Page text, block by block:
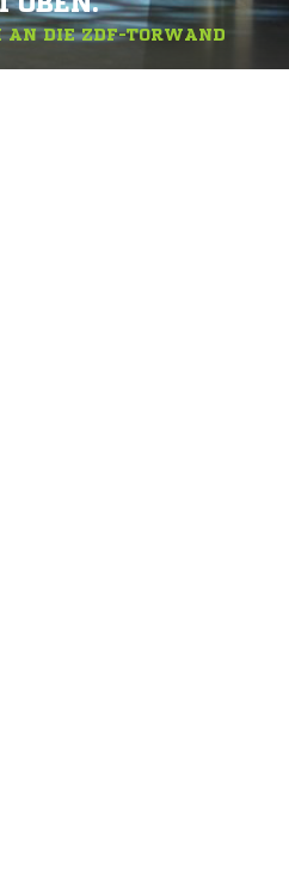
AN DIE ZDF-TORWAND